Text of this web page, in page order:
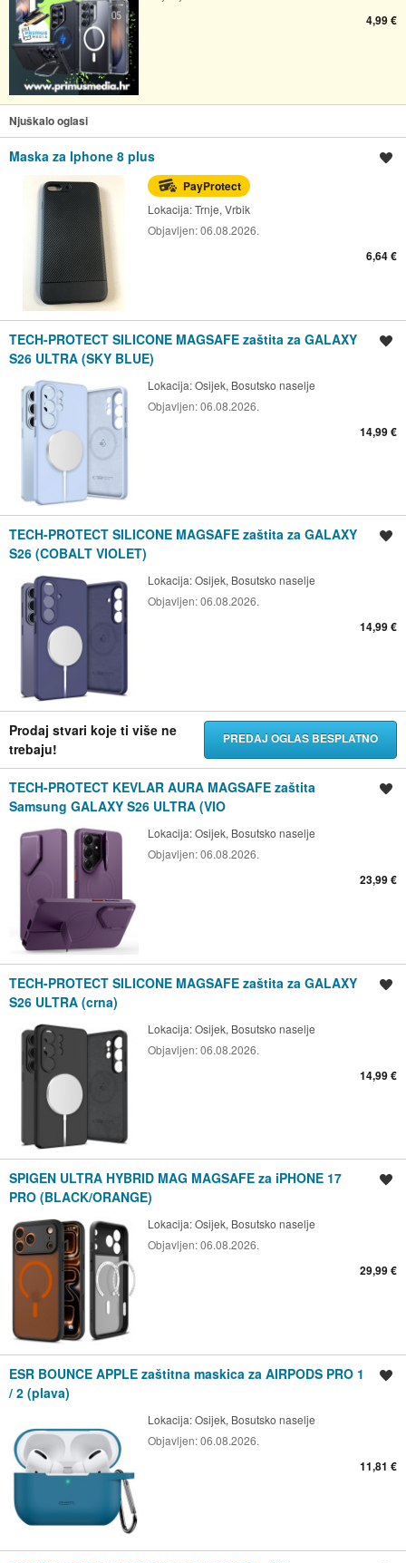
4,99 €
Njuškalo oglasi
Maska za Iphone 8 plus
PayProtect
Lokacija:Trnje, Vrbik
Objavljen:06.08.2026.
6,64 €
TECH-PROTECT SILICONE MAGSAFE zaštita za GALAXY
S26 ULTRA (SKY BLUE)
Lokacija:Osijek, Bosutsko naselje
Objavljen:06.08.2026.
14,99 €
TECH-PROTECT SILICONE MAGSAFE zaštita za GALAXY
S26 (COBALT VIOLET)
Lokacija:Osijek, Bosutsko naselje
Objavljen:06.08.2026.
14,99 €
Prodaj stvari koje ti više ne
trebaju!
PREDAJ OGLAS BESPLATNO
TECH-PROTECT KEVLAR AURA MAGSAFE zaštita
Samsung GALAXY S26 ULTRA (VIO
Lokacija:Osijek, Bosutsko naselje
Objavljen:06.08.2026.
23,99 €
TECH-PROTECT SILICONE MAGSAFE zaštita za GALAXY
S26 ULTRA (crna)
Lokacija:Osijek, Bosutsko naselje
Objavljen:06.08.2026.
14,99 €
SPIGEN ULTRA HYBRID MAG MAGSAFE za iPHONE 17
PRO (BLACK/ORANGE)
Lokacija:Osijek, Bosutsko naselje
Objavljen:06.08.2026.
29,99 €
ESR BOUNCE APPLE zaštitna maskica za AIRPODS PRO 1
/ 2 (plava)
Lokacija:Osijek, Bosutsko naselje
Objavljen:06.08.2026.
11,81 €